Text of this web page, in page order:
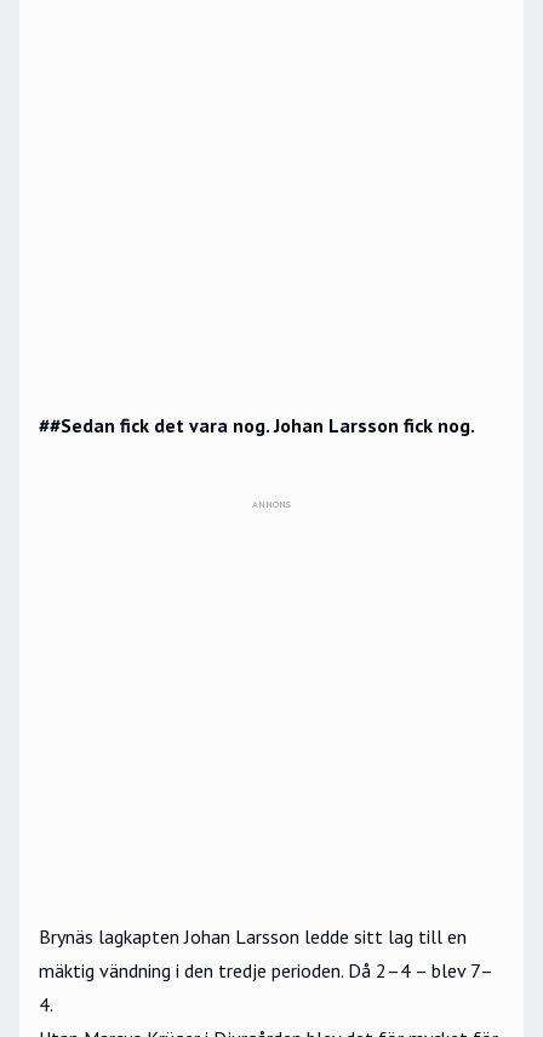
##Sedan fick det vara nog. Johan Larsson fick nog.
ANNONS
Brynäs lagkapten Johan Larsson ledde sitt lag till en
mäktig vändning i den tredje perioden. Då 2–4 – blev 7–
4.